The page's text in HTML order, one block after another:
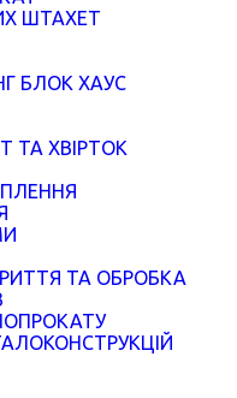
ШТАХЕТ
БЛОК ХАУС
ТА ХВІРТОК
ТА ОБРОБКА